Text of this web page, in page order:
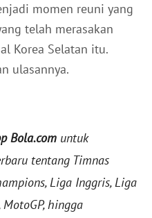
momen reuni yang
telah merasakan
Korea Selatan itu.
ulasannya.
Bola.com untuk
tentang Timnas
Liga Inggris, Liga
hingga